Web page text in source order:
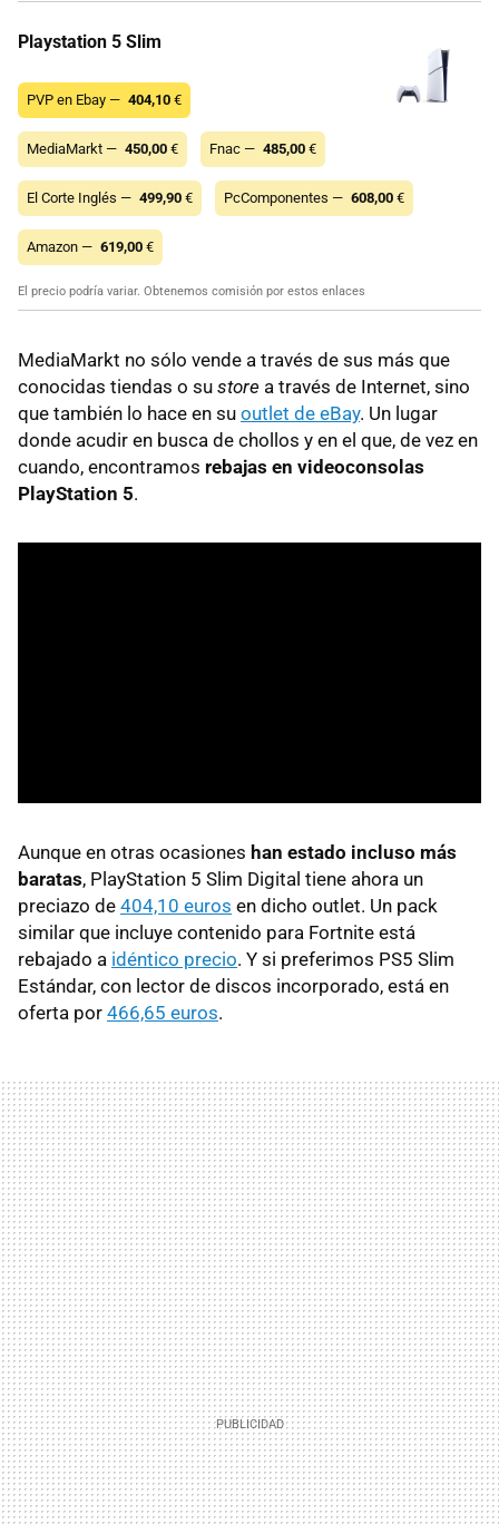
Playstation 5 Slim
PVP en Ebay — 404,10 €
MediaMarkt — 450,00 € Fnac — 485,00 €
El Corte Inglés — 499,90 € PcComponentes — 608,00 €
Amazon — 619,00 €
El precio podría variar. Obtenemos comisión por estos enlaces
MediaMarkt no sólo vende a través de sus más que
conocidas tiendas o su store a través de Internet, sino
que también lo hace en su outlet de eBay. Un lugar
donde acudir en busca de chollos y en el que, de vez en
cuando, encontramos rebajas en videoconsolas
PlayStation 5.
Aunque en otras ocasiones han estado incluso más
baratas, PlayStation 5 Slim Digital tiene ahora un
preciazo de 404,10 euros en dicho outlet. Un pack
similar que incluye contenido para Fortnite está
rebajado a idéntico precio. Y si preferimos PS5 Slim
Estándar, con lector de discos incorporado, está en
oferta por 466,65 euros.